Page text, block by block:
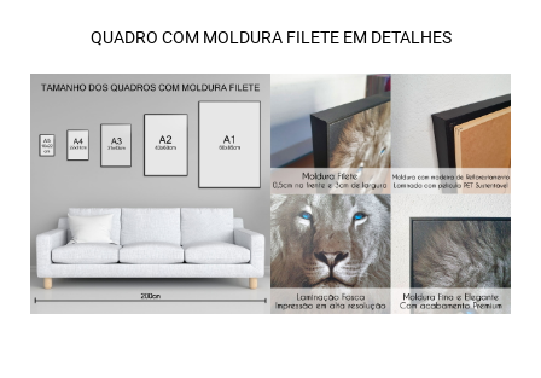
QUADRO COM MOLDURA FILETE EM DETALHES